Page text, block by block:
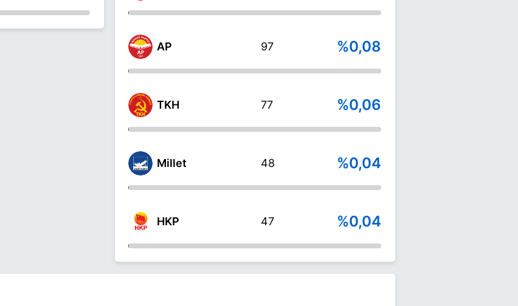
AP 97 %0,08
TKH 77 %0,06
Millet 48 %0,04
HKP 47 %0,04